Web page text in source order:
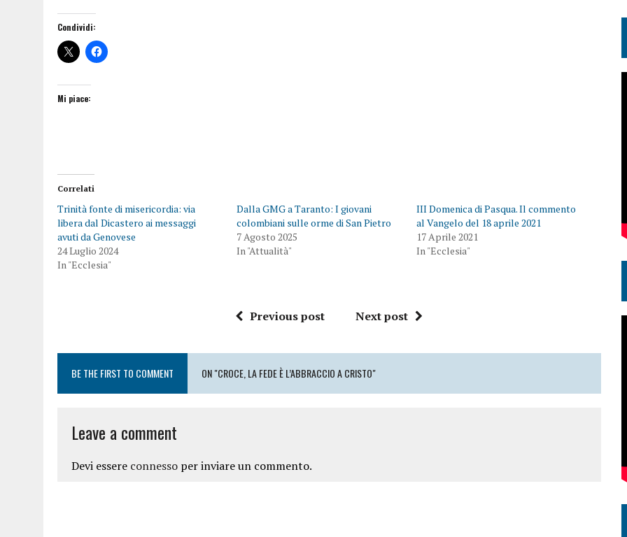
Condividi:
Mi piace:
Correlati
Trinità fonte di misericordia: via
libera dal Dicastero ai messaggi
avuti da Genovese
24 Luglio 2024
In "Ecclesia"
Dalla GMG a Taranto: I giovani
colombiani sulle orme di San Pietro
7 Agosto 2025
In "Attualità"
III Domenica di Pasqua. Il commento
al Vangelo del 18 aprile 2021
17 Aprile 2021
In "Ecclesia"
Previous post Next post
BE THE FIRST TO COMMENT ON "CROCE, LA FEDE È L’ABBRACCIO A CRISTO"
Leave a comment
Devi essere connesso per inviare un commento.